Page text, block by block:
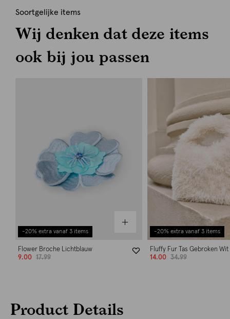
Soortgelijke items
Wij denken dat deze items
ook bij jou passen
-20% extra vanaf 3 items
Flower Broche Lichtblauw
9.00
17.99
-20% extra vanaf 3 items
Fluffy Fur Tas Gebroken Wit
14.00
34.99
Product Details